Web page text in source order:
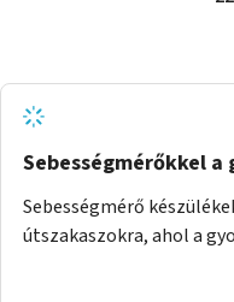
Sebességmérőkkel
Sebességmérő
útszakaszokra, ahol a